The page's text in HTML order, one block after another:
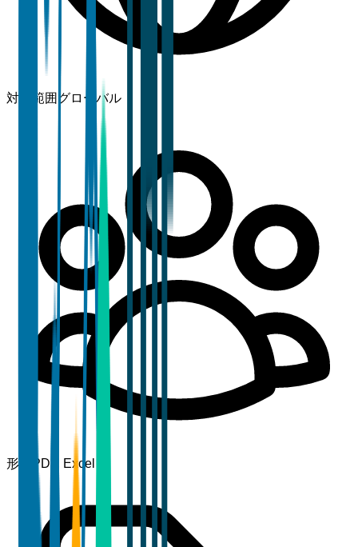
対象範囲 グローバル
形式 PDF, Excel